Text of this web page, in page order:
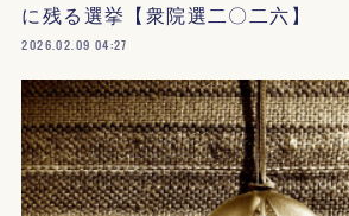
に残る選挙【衆院選二〇二六】
2026.02.09 04:27